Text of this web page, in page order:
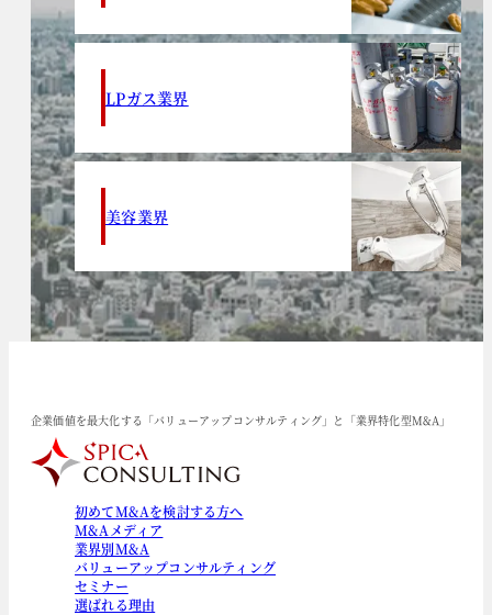
LPガス業界
美容業界
企業価値を最大化する「バリューアップコンサルティング」と「業界特化型M&A」
初めてM&Aを検討する方へ
M&Aメディア
業界別M&A
バリューアップコンサルティング
セミナー
選ばれる理由